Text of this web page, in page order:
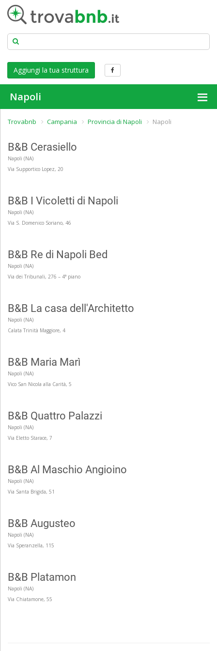
Aggiungi la tua struttura
Napoli
Trovabnb Campania Provincia di Napoli Napoli
B&B Cerasiello
Napoli (NA)
Via Supportico Lopez, 20
B&B I Vicoletti di Napoli
Napoli (NA)
Via S. Domenico Soriano, 46
B&B Re di Napoli Bed
Napoli (NA)
Via dei Tribunali, 276 – 4° piano
B&B La casa dell'Architetto
Napoli (NA)
Calata Trinità Maggiore, 4
B&B Maria Marì
Napoli (NA)
Vico San Nicola alla Carità, 5
B&B Quattro Palazzi
Napoli (NA)
Via Eletto Starace, 7
B&B Al Maschio Angioino
Napoli (NA)
Via Santa Brigida, 51
B&B Augusteo
Napoli (NA)
Via Speranzella, 115
B&B Platamon
Napoli (NA)
Via Chiatamone, 55